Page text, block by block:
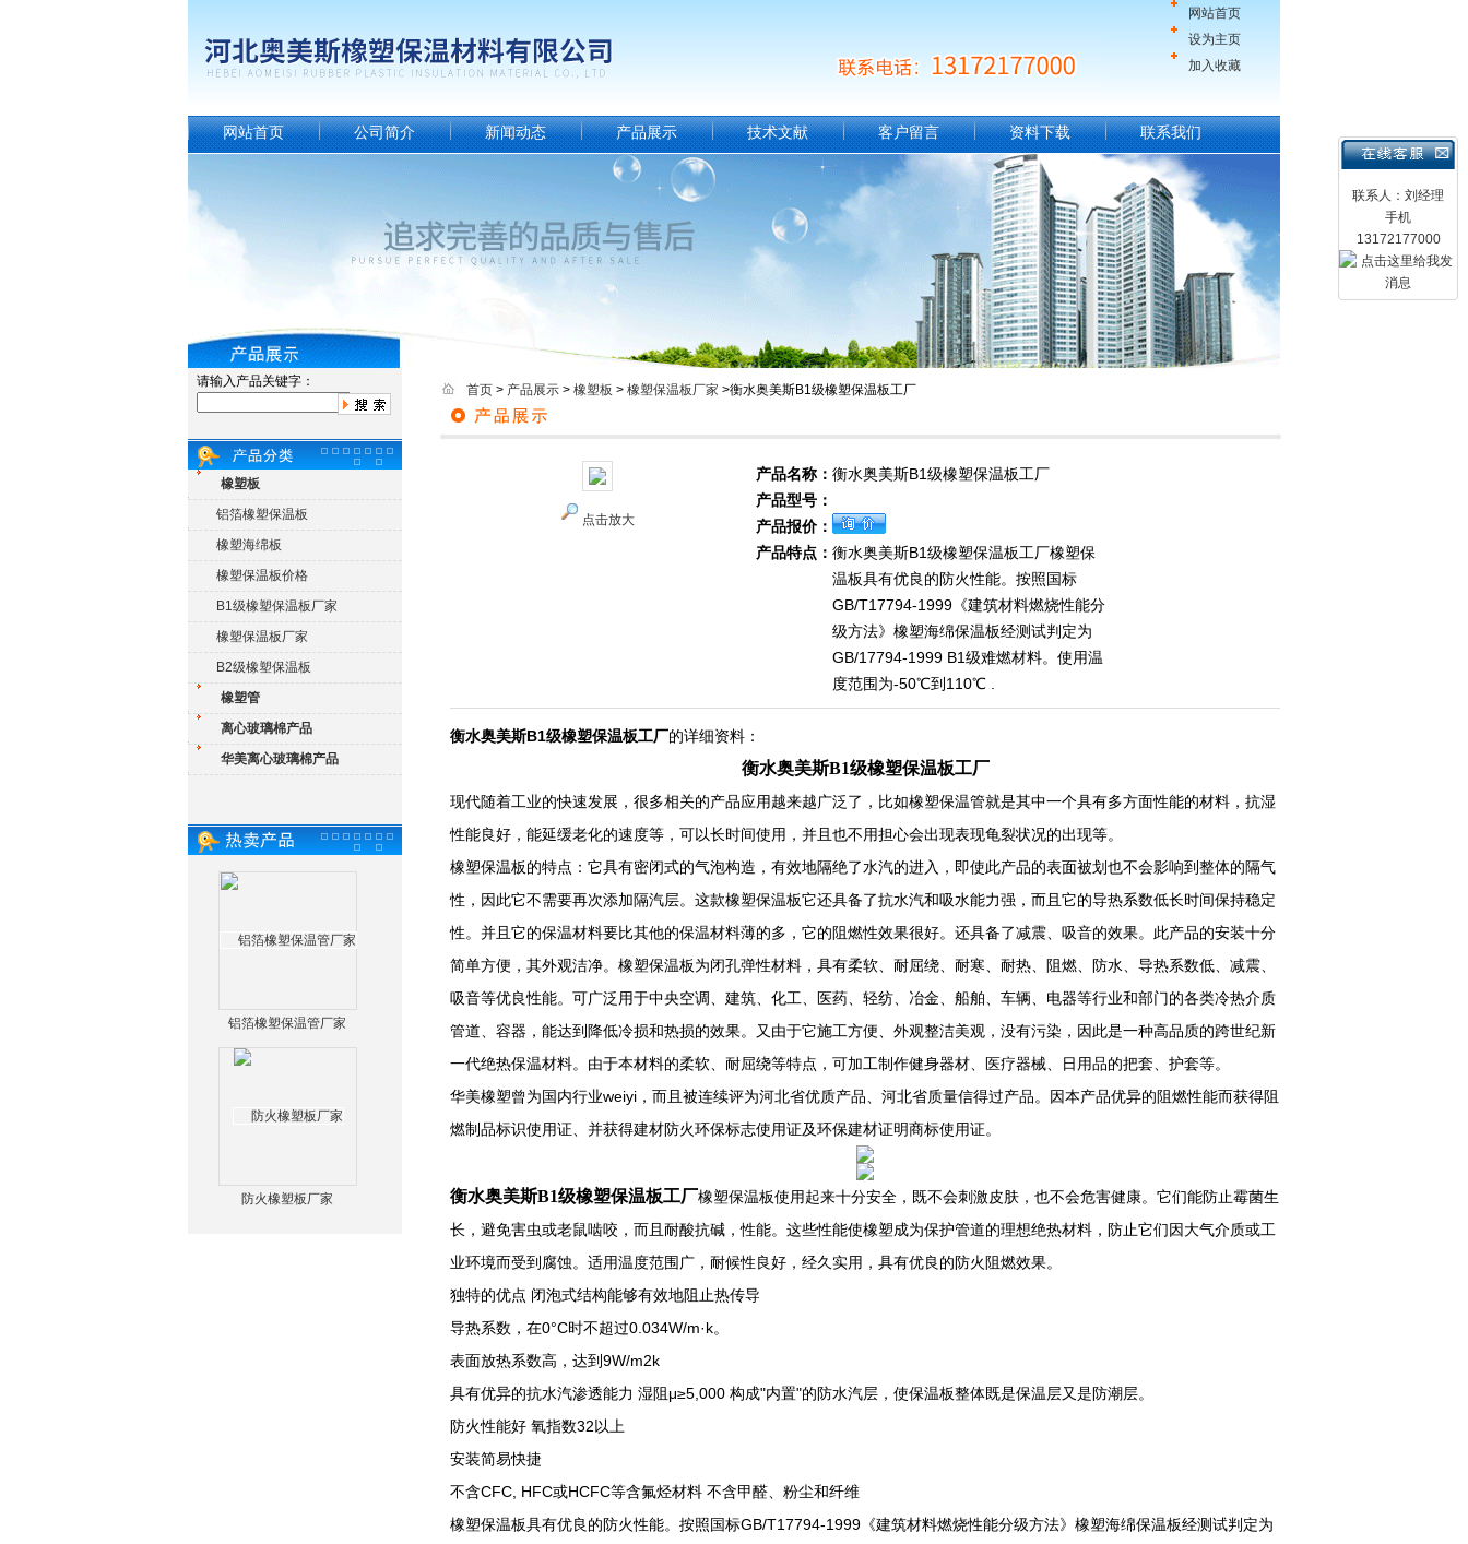
网站首页
设为主页
加入收藏
联系人：刘经理
手机
13172177000
网站首页 公司简介 新闻动态 产品展示 技术文献 客户留言 资料下载 联系我们
请输入产品关键字：
橡塑板
铝箔橡塑保温板
橡塑海绵板
橡塑保温板价格
B1级橡塑保温板厂家
橡塑保温板厂家
B2级橡塑保温板
橡塑管
离心玻璃棉产品
华美离心玻璃棉产品
铝箔橡塑保温管厂家
防火橡塑板厂家
首页 > 产品展示 > 橡塑板 > 橡塑保温板厂家 >衡水奥美斯B1级橡塑保温板工厂
点击放大
产品名称： 衡水奥美斯B1级橡塑保温板工厂
产品型号：
产品报价：
产品特点： 衡水奥美斯B1级橡塑保温板工厂橡塑保
温板具有优良的防火性能。按照国标
GB/T17794-1999《建筑材料燃烧性能分
级方法》橡塑海绵保温板经测试判定为
GB/17794-1999 B1级难燃材料。使用温
度范围为-50℃到110℃ .
衡水奥美斯B1级橡塑保温板工厂的详细资料：
衡水奥美斯B1级橡塑保温板工厂
现代随着工业的快速发展，很多相关的产品应用越来越广泛了，比如橡塑保温管就是其中一个具有多方面性能的材料，抗湿
性能良好，能延缓老化的速度等，可以长时间使用，并且也不用担心会出现表现龟裂状况的出现等。
橡塑保温板的特点：它具有密闭式的气泡构造，有效地隔绝了水汽的进入，即使此产品的表面被划也不会影响到整体的隔气
性，因此它不需要再次添加隔汽层。这款橡塑保温板它还具备了抗水汽和吸水能力强，而且它的导热系数低长时间保持稳定
性。并且它的保温材料要比其他的保温材料薄的多，它的阻燃性效果很好。还具备了减震、吸音的效果。此产品的安装十分
简单方便，其外观洁净。橡塑保温板为闭孔弹性材料，具有柔软、耐屈绕、耐寒、耐热、阻燃、防水、导热系数低、减震、
吸音等优良性能。可广泛用于中央空调、建筑、化工、医药、轻纺、冶金、船舶、车辆、电器等行业和部门的各类冷热介质
管道、容器，能达到降低冷损和热损的效果。又由于它施工方便、外观整洁美观，没有污染，因此是一种高品质的跨世纪新
一代绝热保温材料。由于本材料的柔软、耐屈绕等特点，可加工制作健身器材、医疗器械、日用品的把套、护套等。
华美橡塑曾为国内行业weiyi，而且被连续评为河北省优质产品、河北省质量信得过产品。因本产品优异的阻燃性能而获得阻
燃制品标识使用证、并获得建材防火环保标志使用证及环保建材证明商标使用证。
衡水奥美斯B1级橡塑保温板工厂橡塑保温板使用起来十分安全，既不会刺激皮肤，也不会危害健康。它们能防止霉菌生
长，避免害虫或老鼠啮咬，而且耐酸抗碱，性能。这些性能使橡塑成为保护管道的理想绝热材料，防止它们因大气介质或工
业环境而受到腐蚀。适用温度范围广，耐候性良好，经久实用，具有优良的防火阻燃效果。
独特的优点 闭泡式结构能够有效地阻止热传导
导热系数，在0°C时不超过0.034W/m·k。
表面放热系数高，达到9W/m2k
具有优异的抗水汽渗透能力 湿阻μ≥5,000 构成"内置"的防水汽层，使保温板整体既是保温层又是防潮层。
防火性能好 氧指数32以上
安装简易快捷
不含CFC, HFC或HCFC等含氟烃材料 不含甲醛、粉尘和纤维
橡塑保温板具有优良的防火性能。按照国标GB/T17794-1999《建筑材料燃烧性能分级方法》橡塑海绵保温板经测试判定为